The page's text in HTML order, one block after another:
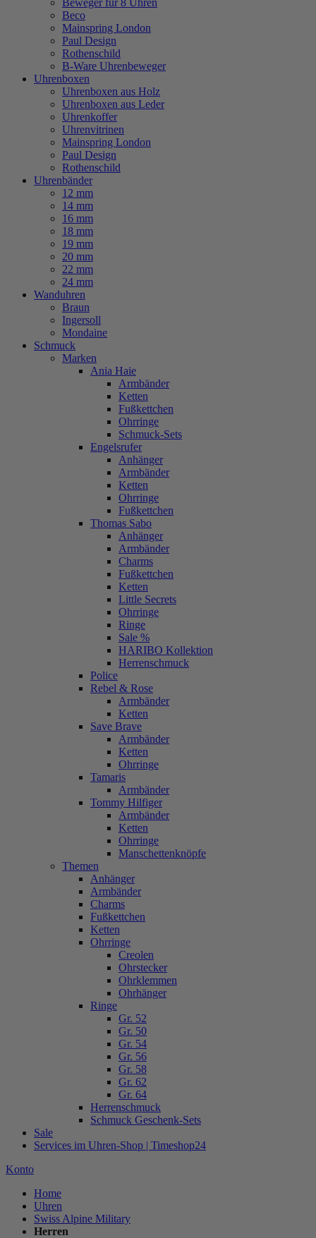
Beweger für 8 Uhren
Beco
Mainspring London
Paul Design
Rothenschild
B-Ware Uhrenbeweger
Uhrenboxen
Uhrenboxen aus Holz
Uhrenboxen aus Leder
Uhrenkoffer
Uhrenvitrinen
Mainspring London
Paul Design
Rothenschild
Uhrenbänder
12 mm
14 mm
16 mm
18 mm
19 mm
20 mm
22 mm
24 mm
Wanduhren
Braun
Ingersoll
Mondaine
Schmuck
Marken
Ania Haie
Armbänder
Ketten
Fußkettchen
Ohrringe
Schmuck-Sets
Engelsrufer
Anhänger
Armbänder
Ketten
Ohrringe
Fußkettchen
Thomas Sabo
Anhänger
Armbänder
Charms
Fußkettchen
Ketten
Little Secrets
Ohrringe
Ringe
Sale %
HARIBO Kollektion
Herrenschmuck
Police
Rebel & Rose
Armbänder
Ketten
Save Brave
Armbänder
Ketten
Ohrringe
Tamaris
Armbänder
Tommy Hilfiger
Armbänder
Ketten
Ohrringe
Manschettenknöpfe
Themen
Anhänger
Armbänder
Charms
Fußkettchen
Ketten
Ohrringe
Creolen
Ohrstecker
Ohrklemmen
Ohrhänger
Ringe
Gr. 52
Gr. 50
Gr. 54
Gr. 56
Gr. 58
Gr. 62
Gr. 64
Herrenschmuck
Schmuck Geschenk-Sets
Sale
Services im Uhren-Shop | Timeshop24
Konto
Home
Uhren
Swiss Alpine Military
Herren